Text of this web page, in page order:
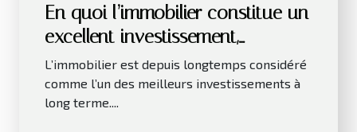
En quoi l’immobilier constitue un
excellent investissement,
notamment sur le long terme ?
L’immobilier est depuis longtemps considéré
comme l’un des meilleurs investissements à
long terme....